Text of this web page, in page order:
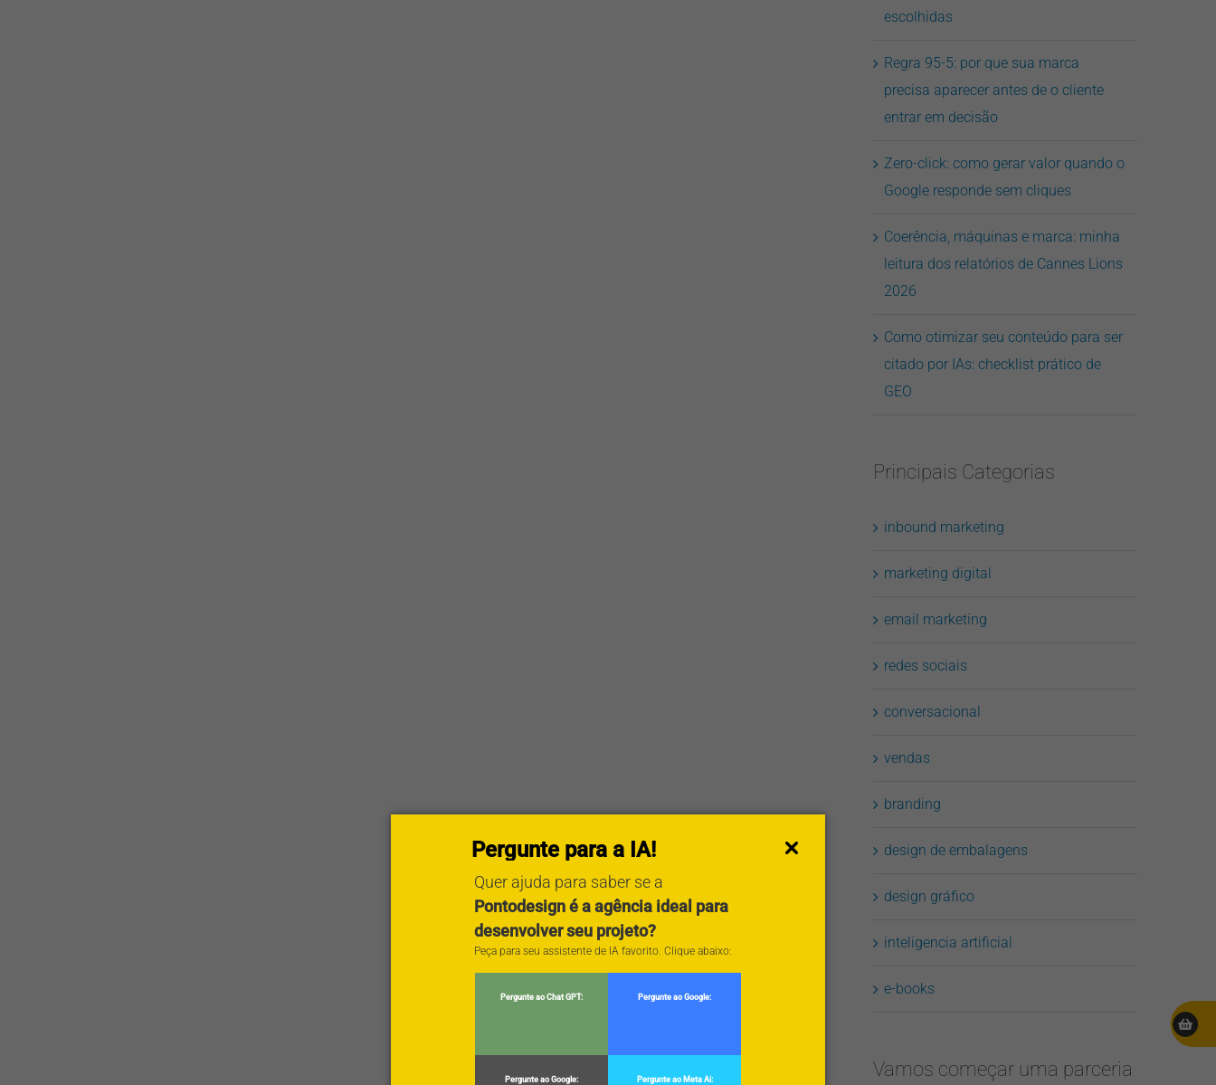
Pergunte para a IA!
Quer ajuda para saber se a
Pontodesign é a agência ideal para
desenvolver seu projeto?
Peça para seu assistente de IA favorito. Clique abaixo:
Pergunte ao Chat GPT: Pergunte ao Google:
Pergunte ao Google: Pergunte ao Meta Ai:
escolhidas
Regra 95-5: por que sua marca
precisa aparecer antes de o cliente
entrar em decisão
Zero-click: como gerar valor quando o
Google responde sem cliques
Coerência, máquinas e marca: minha
leitura dos relatórios de Cannes Lions
2026
Como otimizar seu conteúdo para ser
citado por IAs: checklist prático de
GEO
Principais Categorias
inbound marketing
marketing digital
email marketing
redes sociais
conversacional
vendas
branding
design de embalagens
design gráfico
inteligencia artificial
e-books
Vamos começar uma parceria